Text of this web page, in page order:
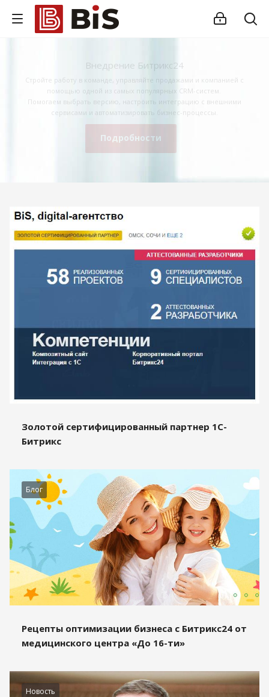
Внедрение Битрикс24
Стройте работу в команде, управляйте продажами и компанией с
помощью одной из самых популярных CRM-систем.
Помогаем выбрать версию, настроить интеграцию с внешними
сервисами и автоматизировать бизнес-процессы.
Подробности
Золотой сертифицированный партнер 1С-
Битрикс
Блог
Рецепты оптимизации бизнеса с Битрикс24 от
медицинского центра «До 16-ти»
Новость